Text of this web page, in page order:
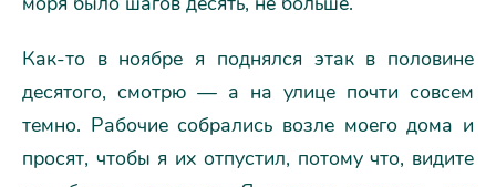
Как-то в ноябре я поднялся этак в половине
десятого, смотрю — а на улице почти совсем
темно. Рабочие собрались возле моего дома и
просят, чтобы я их отпустил, потому что, видите